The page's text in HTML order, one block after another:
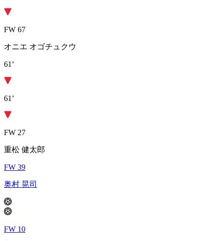
FW 67
オニエ オゴチュクウ
61’
61’
FW 27
重松 健太郎
FW 39
奥村 晃司
FW 10